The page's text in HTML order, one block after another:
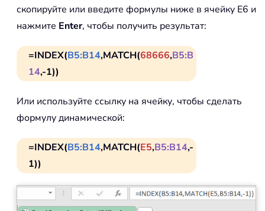
скопируйте или введите формулы ниже в ячейку E6 и
нажмите Enter, чтобы получить результат:
=INDEX(B5:B14,MATCH(68666,B5:B
14,-1))
Или используйте ссылку на ячейку, чтобы сделать
формулу динамической:
=INDEX(B5:B14,MATCH(E5,B5:B14,-
1))